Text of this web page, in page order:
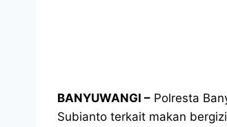
BANYUWANGI – Polresta
Subianto terkait makan